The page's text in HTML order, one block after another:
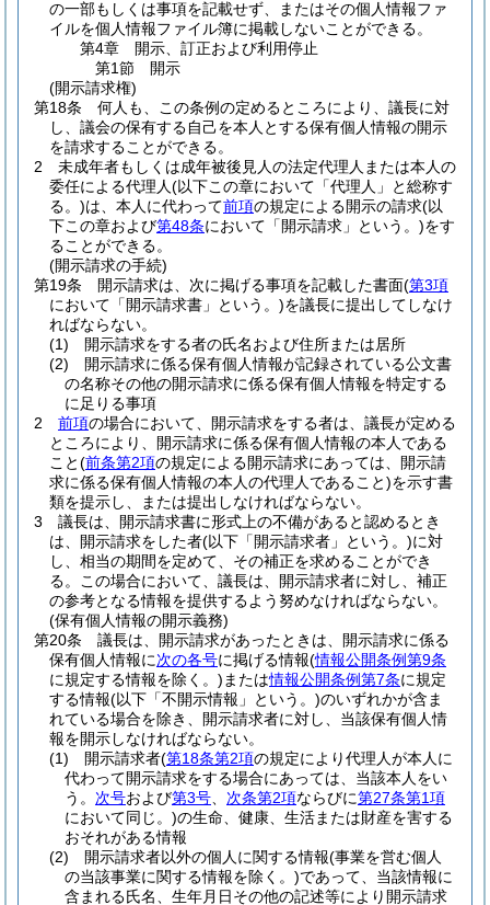
の一部もしくは事項を記載せず、またはその個人情報ファ
イルを個人情報ファイル簿に掲載しないことができる。
第4章
開示、訂正および利用停止
第1節
開示
(開示請求権)
第18条
何人も、この条例の定めるところにより、議長に対
し、議会の保有する自己を本人とする保有個人情報の開示
を請求することができる。
2
未成年者もしくは成年被後見人の法定代理人または本人の
委任による代理人(以下この章において「代理人」と総称す
る。)は、本人に代わって前項の規定による開示の請求(以
下この章および第48条において「開示請求」という。)をす
ることができる。
(開示請求の手続)
第19条
開示請求は、次に掲げる事項を記載した書面(第3項
において「開示請求書」という。)を議長に提出してしなけ
ればならない。
(1)
開示請求をする者の氏名および住所または居所
(2)
開示請求に係る保有個人情報が記録されている公文書
の名称その他の開示請求に係る保有個人情報を特定する
に足りる事項
2
前項の場合において、開示請求をする者は、議長が定める
ところにより、開示請求に係る保有個人情報の本人である
こと(前条第2項の規定による開示請求にあっては、開示請
求に係る保有個人情報の本人の代理人であること)を示す書
類を提示し、または提出しなければならない。
3
議長は、開示請求書に形式上の不備があると認めるとき
は、開示請求をした者(以下「開示請求者」という。)に対
し、相当の期間を定めて、その補正を求めることができ
る。
この場合において、議長は、開示請求者に対し、補正
の参考となる情報を提供するよう努めなければならない。
(保有個人情報の開示義務)
第20条
議長は、開示請求があったときは、開示請求に係る
保有個人情報に次の各号に掲げる情報(情報公開条例第9条
に規定する情報を除く。) または情報公開条例第7条に規定
する情報(以下「不開示情報」という。)のいずれかが含ま
れている場合を除き、開示請求者に対し、当該保有個人情
報を開示しなければならない。
(1)
開示請求者(第18条第2項の規定により代理人が本人に
代わって開示請求をする場合にあっては、当該本人をい
う。 次号および第3号 次条第2項ならびに第27条第1項
において同じ。)の生命、健康、生活または財産を害する
おそれがある情報
(2)
開示請求者以外の個人に関する情報(事業を営む個人
の当該事業に関する情報を除く。)であって、当該情報に
含まれる氏名、生年月日その他の記述等により開示請求